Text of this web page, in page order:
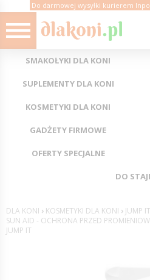
Do darmowej wysyłki kurierem
SMAKOŁYKI DLA KONI
SUPLEMENTY DLA KONI
KOSMETYKI DLA KONI
GADŻETY FIRMOWE
OFERTY SPECJALNE
DO
DLA KONI › KOSMETYKI DLA KONI › JUMP IT
SUN AID - OCHRONA PRZED
JUMP IT